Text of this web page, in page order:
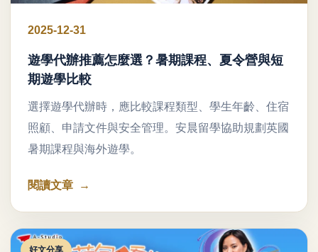
2025-12-31
遊學代辦推薦怎麼選？暑期課程、夏令營與短
期遊學比較
選擇遊學代辦時，應比較課程類型、學生年齡、住宿
照顧、申請文件與安全管理。安晨留學協助規劃英國
暑期課程與海外遊學。
閱讀文章